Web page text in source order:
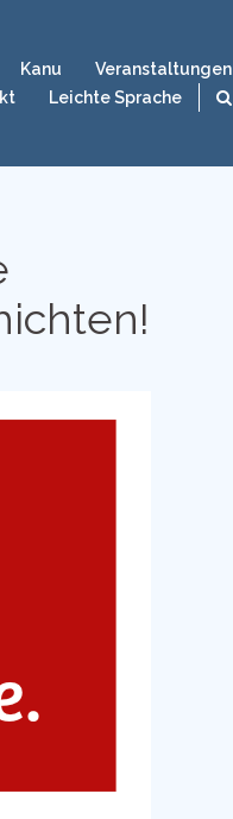
Kanu Veranstaltungen
Leichte Sprache